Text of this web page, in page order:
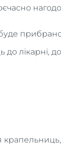
лікарні,